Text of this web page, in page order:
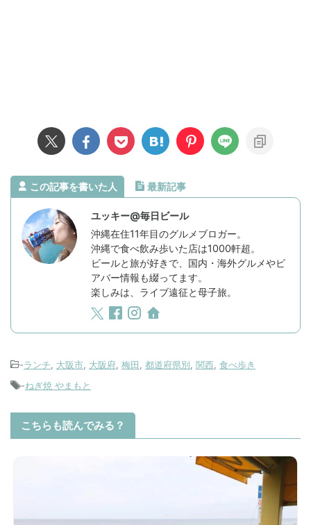
この記事を書いた人 最新記事
ユッキー@毎日ビール
沖縄在住11年目のグルメブロガー。
沖縄で食べ飲み歩いた店は1000軒超。
ビールと旅が好きで、国内・海外グルメやビ
アバー情報も綴ってます。
楽しみは、ライブ遠征と母子旅。
-ランチ, 大阪市, 大阪府, 梅田 , 都道府県別, 関西, 食べ歩き
-ねぎ焼 やまもと
こちらも読んでみる？